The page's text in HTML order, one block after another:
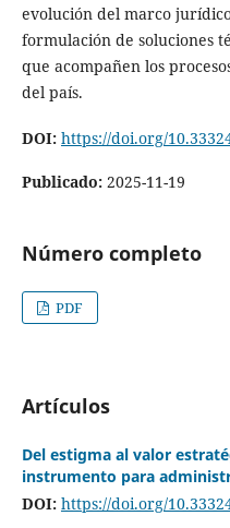
evolución del marco
formulación de soluciones
que acompañen los
del país.
DOI: https://doi.org/
Publicado: 2025-11-19
Número completo
PDF
Artículos
Del estigma al valor
instrumento para
DOI: https://doi.org/